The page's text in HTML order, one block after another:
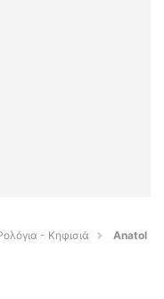
- Κηφισιά
Anatol